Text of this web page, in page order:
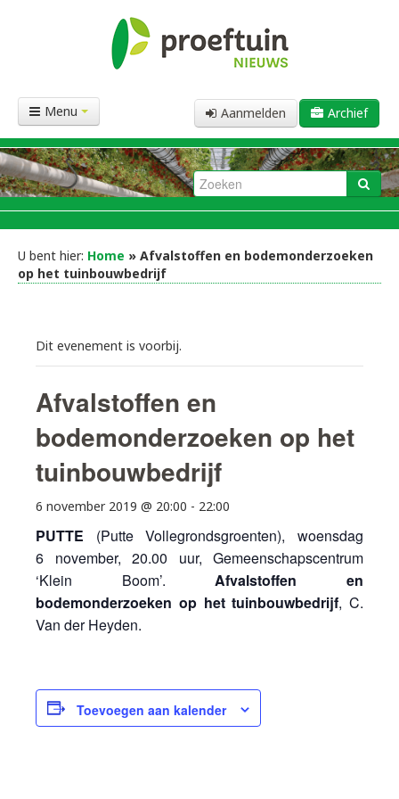
Aanmelden Archief
Menu
U bent hier: Home » Afvalstoffen en bodemonderzoeken
op het tuinbouwbedrijf
Dit evenement is voorbij.
Afvalstoffen en
bodemonderzoeken op het
tuinbouwbedrijf
6 november 2019 @ 20:00 - 22:00
PUTTE (Putte Vollegrondsgroenten), woensdag
6 november, 20.00 uur, Gemeenschapscentrum
‘Klein Boom’.Afvalstoffen en
bodemonderzoeken op het tuinbouwbedrijf, C.
Van der Heyden.
Toevoegen aan kalender